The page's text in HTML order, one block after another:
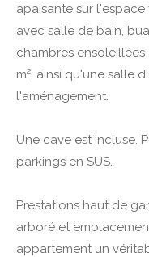
apaisante sur
avec salle de bain,
chambres ensoleillées
m², ainsi qu'une salle
l'aménagement.
Une cave est incluse.
parkings en SUS.
Prestations haut de
arboré et
appartement un